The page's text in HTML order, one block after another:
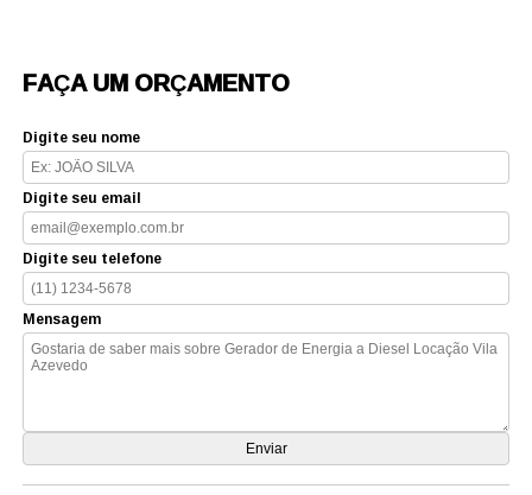
FAÇA UM ORÇAMENTO
Digite seu nome
Digite seu email
Digite seu telefone
Mensagem